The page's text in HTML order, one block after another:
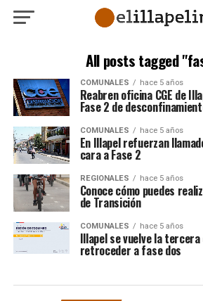
All posts tagged
COMUNALES hace 5 años
Reabren oficina CGE de
Fase 2 de
COMUNALES hace 5 años
En Illapel refuerzan
cara a Fase 2
REGIONALES hace 5 años
Conoce cómo puedes
de Transición
COMUNALES hace 5 años
Illapel se vuelve la tercera
retroceder a fase dos